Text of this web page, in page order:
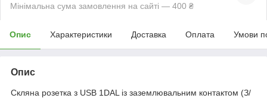
Мінімальна сума замовлення на сайті — 400 ₴
Опис Характеристики Доставка Оплата Умови
Опис
Скляна розетка з USB 1DAL із заземлювальним контактом (З/